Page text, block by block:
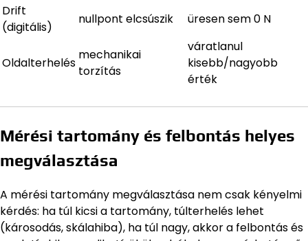
Drift
(digitális)
nullpont elcsúszik üresen sem 0 N
Oldalterhelés
mechanikai
torzítás
váratlanul
kisebb/nagyobb
érték
Mérési tartomány és felbontás helyes
megválasztása
A mérési tartomány megválasztása nem csak kényelmi
kérdés: ha túl kicsi a tartomány, túlterhelés lehet
(károsodás, skálahiba), ha túl nagy, akkor a felbontás és